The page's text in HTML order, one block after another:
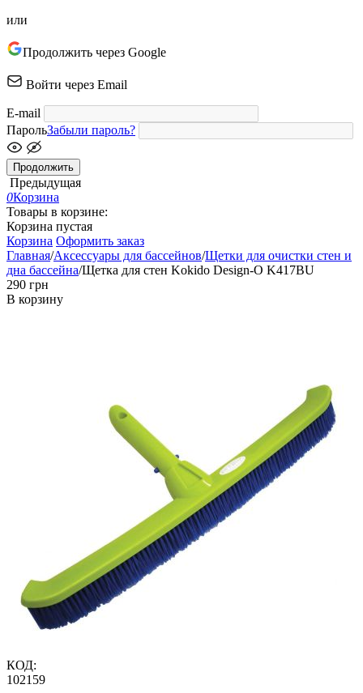
или
Продолжить через Google
Войти через Email
E-mail
ПарольЗабыли пароль?
Продолжить
Предыдущая
0Корзина
Товары в корзине:
Корзина пустая
Корзина Оформить заказ
Главная/Аксессуары для бассейнов/Щетки для очистки стен и
дна бассейна/Щетка для стен Kokido Design-O K417BU
‍290‍ грн
В корзину
КОД:
102159